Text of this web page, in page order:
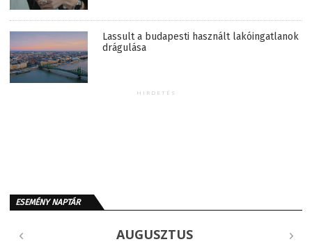
Lassult a budapesti használt lakóingatlanok
drágulása
HIRDETÉS
ESEMÉNY NAPTÁR
AUGUSZTUS